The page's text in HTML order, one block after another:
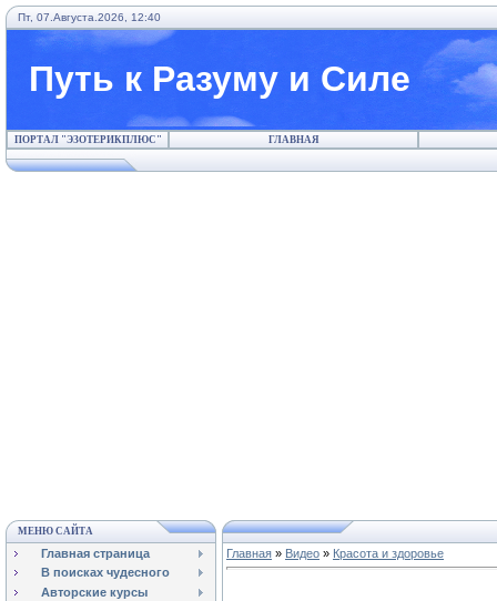
Пт, 07.Августа.2026, 12:40
Путь к Разуму и Силе
ПОРТАЛ "ЭЗОТЕРИКПЛЮС" ГЛАВНАЯ
МЕНЮ САЙТА
Главная страница
В поисках чудесного
Авторские курсы
Главная » Видео » Красота и здоровье